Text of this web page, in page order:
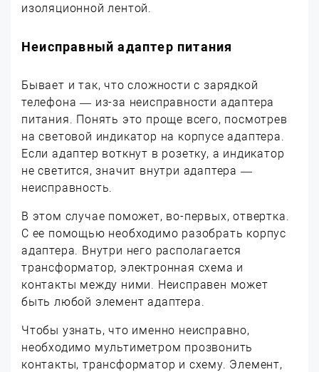
изоляционной лентой.
Неисправный адаптер питания
Бывает и так, что сложности с зарядкой
телефона — из-за неисправности адаптера
питания. Понять это проще всего, посмотрев
на световой индикатор на корпусе адаптера.
Если адаптер воткнут в розетку, а индикатор
не светится, значит внутри адаптера —
неисправность.
В этом случае поможет, во-первых, отвертка.
С ее помощью необходимо разобрать корпус
адаптера. Внутри него располагается
трансформатор, электронная схема и
контакты между ними. Неисправен может
быть любой элемент адаптера.
Чтобы узнать, что именно неисправно,
необходимо мультиметром прозвонить
контакты, трансформатор и схему. Элемент,